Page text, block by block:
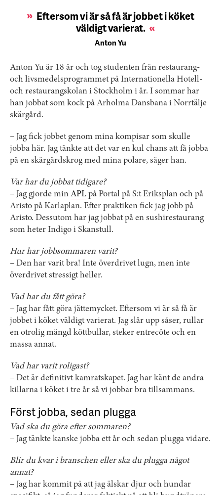
Eftersom vi är så få är jobbet i köket
väldigt varierat.
Anton Yu
Anton Yu är 18 år och tog studenten från restaurang-
och livsmedelsprogrammet på Internationella Hotell-
och restaurangskolan i Stockholm i år. I sommar har
han jobbat som kock på Arholma Dansbana i Norrtälje
skärgård.
– Jag fick jobbet genom mina kompisar som skulle
jobba här. Jag tänkte att det var en kul chans att få jobba
på en skärgårdskrog med mina polare, säger han.
Var har du jobbat tidigare?
– Jag gjorde min APL på Portal på S:t Eriksplan och på
Aristo på Karlaplan. Efter praktiken fick jag jobb på
Aristo. Dessutom har jag jobbat på en sushirestaurang
som heter Indigo i Skanstull.
Hur har jobbsommaren varit?
– Den har varit bra! Inte överdrivet lugn, men inte
överdrivet stressigt heller.
Vad har du fått göra?
– Jag har fått göra jättemycket. Eftersom vi är så få är
jobbet i köket väldigt varierat. Jag slår upp såser, rullar
en otrolig mängd köttbullar, steker entrecôte och en
massa annat.
Vad har varit roligast?
– Det är definitivt kamratskapet. Jag har känt de andra
killarna i köket i tre år så vi jobbar bra tillsammans.
Först jobba, sedan plugga
Vad ska du göra efter sommaren?
– Jag tänkte kanske jobba ett år och sedan plugga vidare.
Blir du kvar i branschen eller ska du plugga något
annat?
– Jag har kommit på att jag älskar djur och hundar